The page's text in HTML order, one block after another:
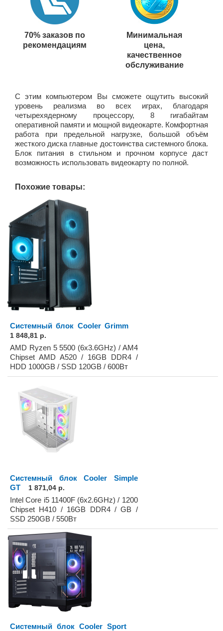
70% заказов по
рекомендациям
Минимальная
цена,
качественное
обслуживание
C этим компьютером Вы сможете ощутить высокий
уровень реализма во всех играх, благодаря
четырехядерному процессору, 8 гигабайтам
оперативной памяти и мощной видеокарте. Комфортная
работа при предельной нагрузке, большой объём
жесткого диска главные достоинства системного блока.
Блок питания в стильном и прочном корпусе даст
возможность использовать видеокарту по полной.
Похожие товары:
Системный блок Cooler Grimm
1 848,81 р.
AMD Ryzen 5 5500 (6x3.6GHz) / AM4
Chipset AMD A520 / 16GB DDR4 /
HDD 1000GB / SSD 120GB / 600Вт
Системный блок Cooler Simple
GT
1 871,04 р.
Intel Core i5 11400F (6x2.6GHz) / 1200
Chipset H410 / 16GB DDR4 / GB /
SSD 250GB / 550Вт
Системный блок Cooler Sport